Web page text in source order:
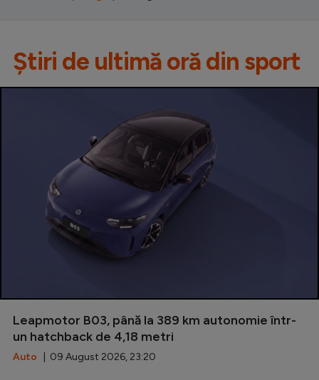
Știri de ultimă oră din sport
Leapmotor B03, până la 389 km autonomie într-
un hatchback de 4,18 metri
Auto | 09 August 2026, 23:20